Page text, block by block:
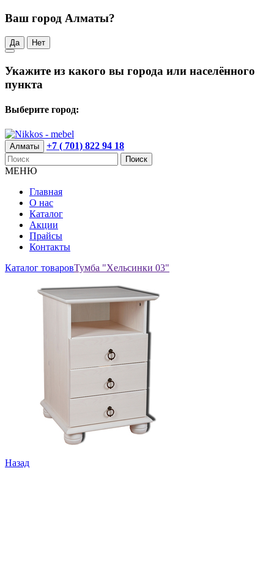
Ваш город Алматы?
Да Нет
Укажите из какого вы города или населённого
пункта
Выберите город:
Алматы +7 ( 701) 822 94 18
Поиск
МЕНЮ
Главная
О нас
Каталог
Акции
Прайсы
Контакты
Каталог товаровТумба "Хельсинки 03"
Назад